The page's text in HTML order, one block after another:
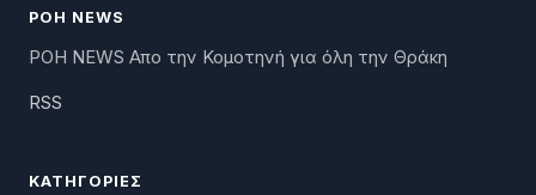
ΡΟΗ NEWS
ΡΟΗ NEWS Απο την Κομοτηνή για όλη την Θράκη
RSS
ΚΑΤΗΓΟΡΊΕΣ